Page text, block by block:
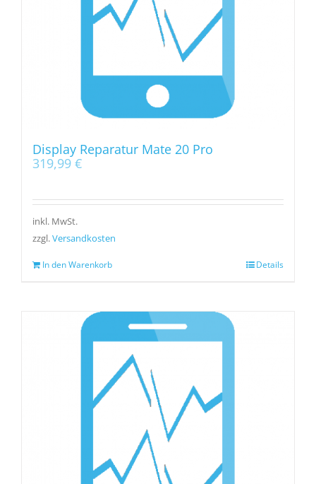
Display Reparatur Mate 20 Pro
319,99 €
inkl. MwSt.
zzgl.Versandkosten
In den Warenkorb Details